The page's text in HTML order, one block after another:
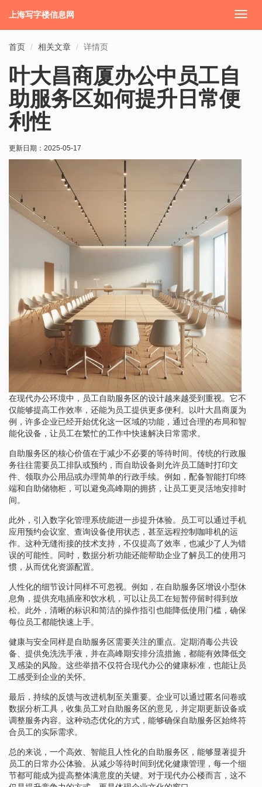
切
上海写字楼信息网
首页 相关文章 详情页
叶大昌商厦办公中员工自
助服务区如何提升日常便
利性
更新日期： 2025-05-17
在现代办公环境中，员工自助服务区的设计越来越受到重视。它不
仅能够提高工作效率，还能为员工提供更多便利。以叶大昌商厦为
例，许多企业已经开始优化这一区域的功能，通过合理的布局和智
能化设备，让员工在繁忙的工作中快速解决日常需求。
自助服务区的核心价值在于减少不必要的等待时间。传统的行政服
务往往需要员工排队或预约，而自助设备则允许员工随时打印文
件、领取办公用品或办理简单的行政手续。例如，配备智能打印终
端和自助储物柜，可以避免高峰期的拥挤，让员工更灵活地安排时
间。
此外，引入数字化管理系统能进一步提升体验。员工可以通过手机
应用预约会议室、查询设备使用状态，甚至远程控制咖啡机的运
作。这种无缝衔接的技术支持，不仅提高了效率，也减少了人为错
误的可能性。同时，数据分析功能还能帮助企业了解员工的使用习
惯，从而优化资源配置。
人性化的细节设计同样不可忽视。例如，在自助服务区增设小型休
息角，提供充电插座和饮水机，可以让员工在短暂停留时得到放
松。此外，清晰的标识和简洁的操作指引也能降低使用门槛，确保
每位员工都能快速上手。
健康与安全同样是自助服务区需要关注的重点。定期消毒公共设
备、提供免洗洗手液，并在高峰期安排分流措施，都能有效降低交
叉感染的风险。这些举措不仅符合现代办公的健康标准，也能让员
工感受到企业的关怀。
最后，持续的反馈与改进机制至关重要。企业可以通过匿名问卷或
数据分析工具，收集员工对自助服务区的意见，并定期更新设备或
调整服务内容。这种动态优化的方式，能够确保自助服务区始终符
合员工的实际需求。
总的来说，一个高效、智能且人性化的自助服务区，能够显著提升
员工的日常办公体验。从减少等待时间到优化健康管理，每一个细
节都可能成为提高整体满意度的关键。对于现代办公楼而言，这不